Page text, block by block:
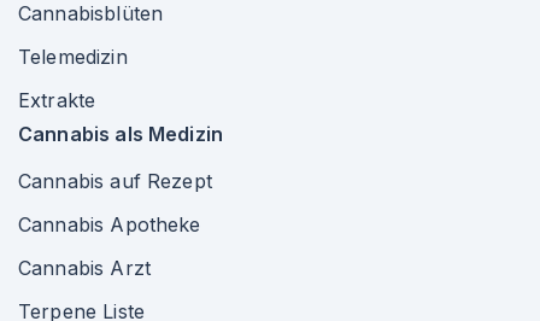
Cannabisblüten
Telemedizin
Extrakte
Cannabis als Medizin
Cannabis auf Rezept
Cannabis Apotheke
Cannabis Arzt
Terpene Liste